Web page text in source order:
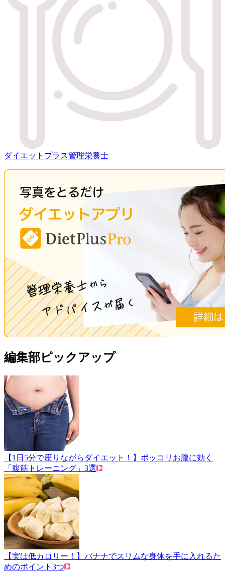
ダイエットプラス管理栄養士
編集部ピックアップ
【1日5分で座りながらダイエット！】ポッコリお腹に効く
「腹筋トレーニング」3選
【実は低カロリー！】バナナでスリムな身体を手に入れるた
めのポイント3つ